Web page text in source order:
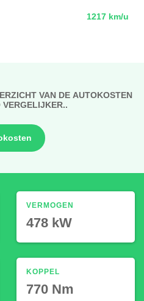
1217 km/u
VAN DE AUTOKOSTEN
VERGELIJKER..
VERMOGEN
478 kW
KOPPEL
770 Nm